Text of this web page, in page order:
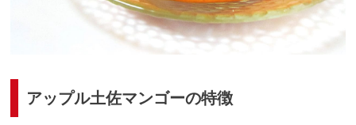
アップル土佐マンゴーの特徴